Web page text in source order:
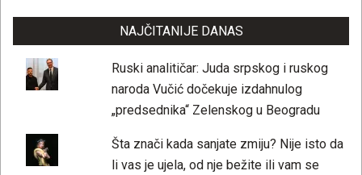
NAJČITANIJE DANAS
Ruski analitičar: Juda srpskog i ruskog
naroda Vučić dočekuje izdahnulog
„predsednika“ Zelenskog u Beogradu
Šta znači kada sanjate zmiju? Nije isto da
li vas je ujela, od nje bežite ili vam se